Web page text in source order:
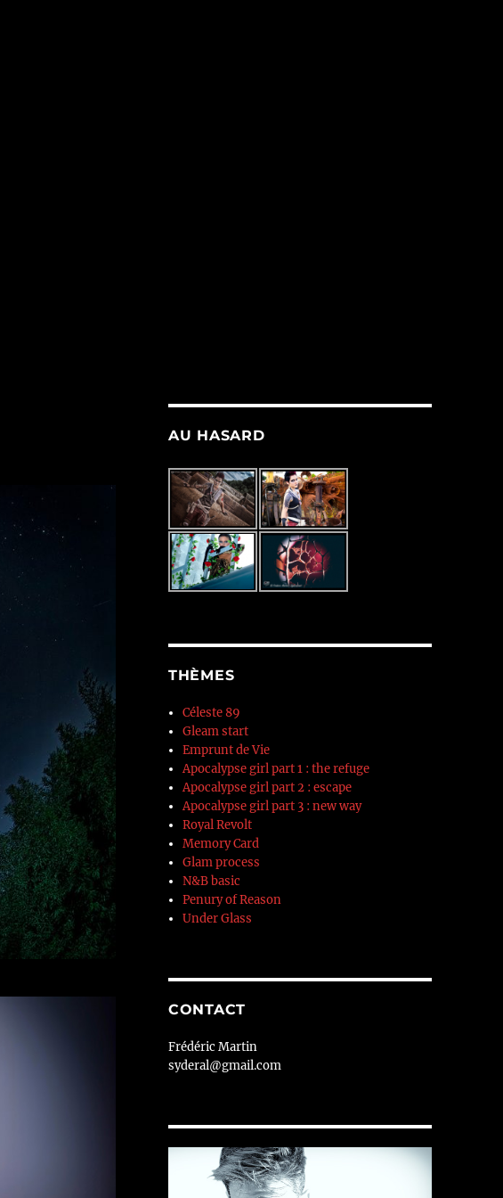
AU HASARD
THÈMES
Céleste 89
Gleam start
Emprunt de Vie
Apocalypse girl part 1 : the refuge
Apocalypse girl part 2 : escape
Apocalypse girl part 3 : new way
Royal Revolt
Memory Card
Glam process
N&B basic
Penury of Reason
Under Glass
CONTACT
Frédéric Martin
syderal@gmail.com